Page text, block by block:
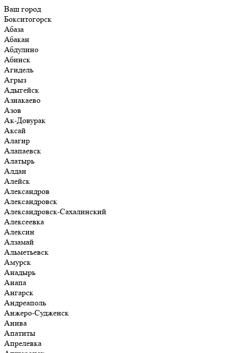
Ваш город
Бокситогорск
Абаза
Абакан
Абдулино
Абинск
Агидель
Агрыз
Адыгейск
Азнакаево
Азов
Ак-Довурак
Аксай
Алагир
Алапаевск
Алатырь
Алдан
Алейск
Александров
Александровск
Александровск-Сахалинский
Алексеевка
Алексин
Алзамай
Альметьевск
Амурск
Анадырь
Анапа
Ангарск
Андреаполь
Анжеро-Судженск
Анива
Апатиты
Апрелевка